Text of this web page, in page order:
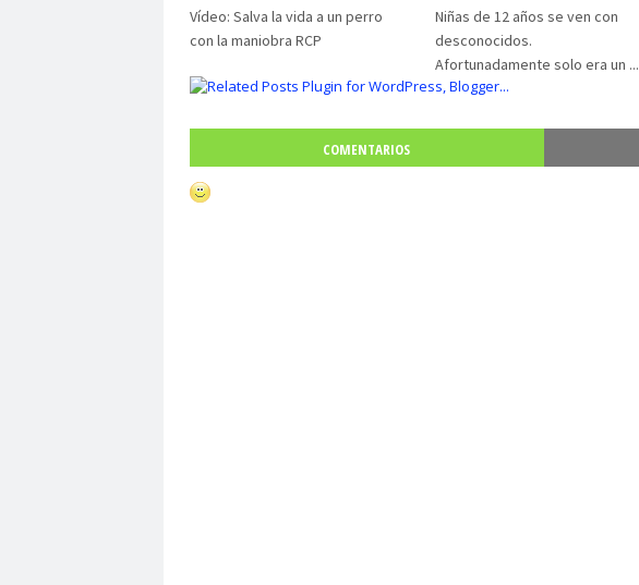
Vídeo: Salva la vida a un perro
con la maniobra RCP
Niñas de 12 años se ven con
desconocidos.
Afortunadamente solo era un ...
COMENTARIOS